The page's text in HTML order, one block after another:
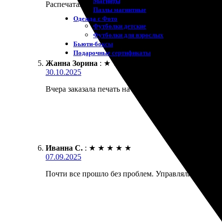
Пазлы магнитные
Одежда с Фото
Футболки детские
Футболки для взрослых
Бьюти-боксы
Подарочные сертификаты
Распечатали картину на холсте. Качество
Жанна Зорина : ★ ★
30.10.2025
Вчера заказала печать на холсте. Оперативно
Иванна С. : ★ ★ ★ ★ ★
07.09.2025
Почти все прошло без проблем. Управлялись